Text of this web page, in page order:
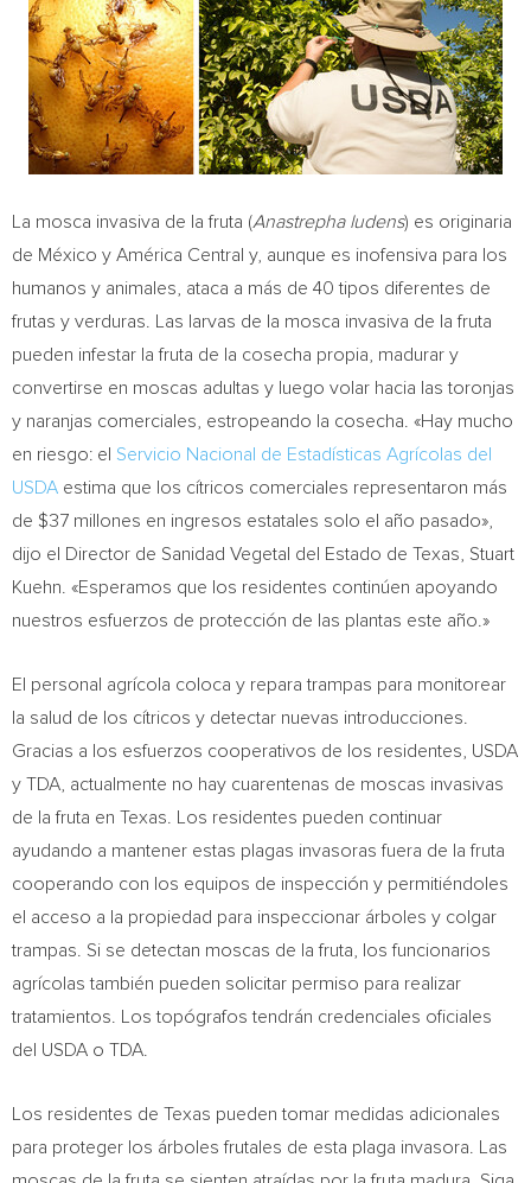
La mosca invasiva de la fruta (Anastrepha ludens) es originaria
de México y América Central y, aunque es inofensiva para los
humanos y animales, ataca a más de 40 tipos diferentes de
frutas y verduras. Las larvas de la mosca invasiva de la fruta
pueden infestar la fruta de la cosecha propia, madurar y
convertirse en moscas adultas y luego volar hacia las toronjas
y naranjas comerciales, estropeando la cosecha. «Hay mucho
en riesgo: el Servicio Nacional de Estadísticas Agrícolas del
USDA estima que los cítricos comerciales representaron más
de $37 millones en ingresos estatales solo el año pasado»,
dijo el Director de Sanidad Vegetal del Estado de Texas
Stuart
Kuehn . «Esperamos que los residentes continúen apoyando
nuestros esfuerzos de protección de las plantas este año.»
El personal agrícola coloca y repara trampas para monitorear
la salud de los cítricos y detectar nuevas introducciones.
Gracias a los esfuerzos cooperativos de los residentes, USDA
y TDA, actualmente no hay cuarentenas de moscas invasivas
de la fruta en Texas . Los residentes pueden continuar
ayudando a mantener estas plagas invasoras fuera de la fruta
cooperando con los equipos de inspección y permitiéndoles
el acceso a la propiedad para inspeccionar árboles y colgar
trampas. Si se detectan moscas de la fruta, los funcionarios
agrícolas también pueden solicitar permiso para realizar
tratamientos. Los topógrafos tendrán credenciales oficiales
del USDA o TDA.
Los residentes de Texas pueden tomar medidas adicionales
para proteger los árboles frutales de esta plaga invasora. Las